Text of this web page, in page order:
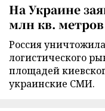
На Украине
млн кв.
Россия
логистического
площадей
украинские СМИ.